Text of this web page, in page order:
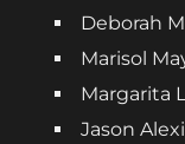
Deborah
Marisol
Margarita
Jason